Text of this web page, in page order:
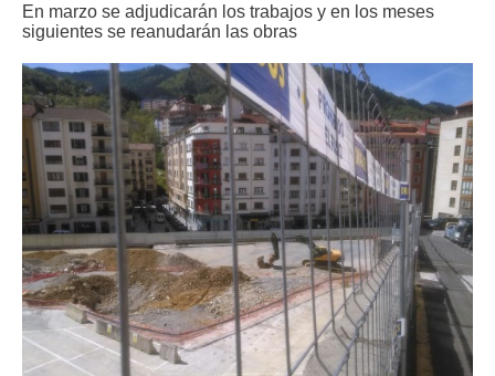
En marzo se adjudicarán los trabajos y en los meses
siguientes se reanudarán las obras